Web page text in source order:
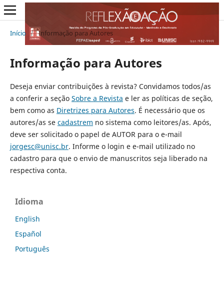
Início / Informação para Autores
Informação para Autores
Deseja enviar contribuições à revista? Convidamos todos/as
a conferir a seção Sobre a Revista e ler as políticas de seção,
bem como as Diretrizes para Autores. É necessário que os
autores/as se cadastrem no sistema como leitores/as. Após,
deve ser solicitado o papel de AUTOR para o e-mail
jorgesc@unisc.br. Informe o login e e-mail utilizado no
cadastro para que o envio de manuscritos seja liberado na
respectiva conta.
Idioma
English
Español
Português